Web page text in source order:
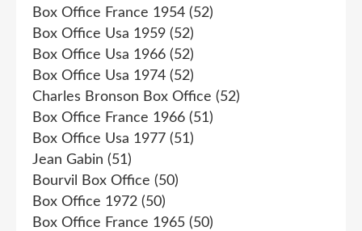
Box Office France 1954 (52)
Box Office Usa 1959 (52)
Box Office Usa 1966 (52)
Box Office Usa 1974 (52)
Charles Bronson Box Office (52)
Box Office France 1966 (51)
Box Office Usa 1977 (51)
Jean Gabin (51)
Bourvil Box Office (50)
Box Office 1972 (50)
Box Office France 1965 (50)